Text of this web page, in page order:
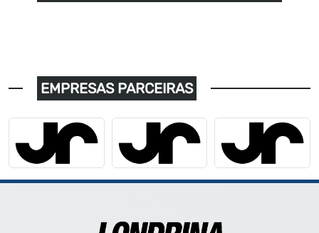
EMPRESAS PARCEIRAS